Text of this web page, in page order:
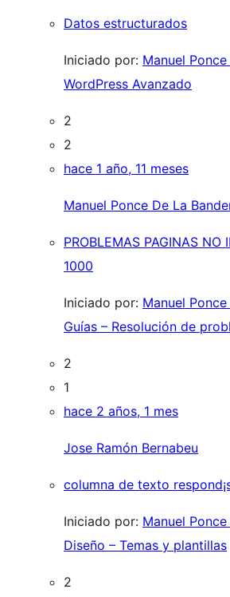
Datos estructurados
Iniciado por: Manuel
WordPress Avanzado
2
2
hace 1 año, 11 meses
Manuel Ponce De La
PROBLEMAS PAGINAS NO
1000
Iniciado por: Manuel
Guías – Resolución de
2
1
hace 2 años, 1 mes
Jose Ramón Bernabeu
columna de texto
Iniciado por: Manuel
Diseño – Temas y plantillas
2